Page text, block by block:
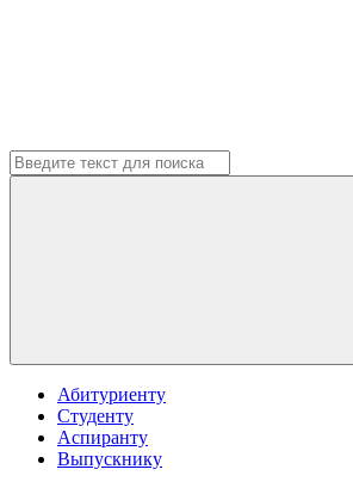
Абитуриенту
Студенту
Аспиранту
Выпускнику